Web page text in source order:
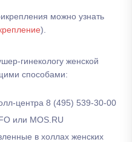
можно узнать
).
гинекологу женской
способами:
центра 8 (495) 539-30-00
или MOS.RU
в холлах женских